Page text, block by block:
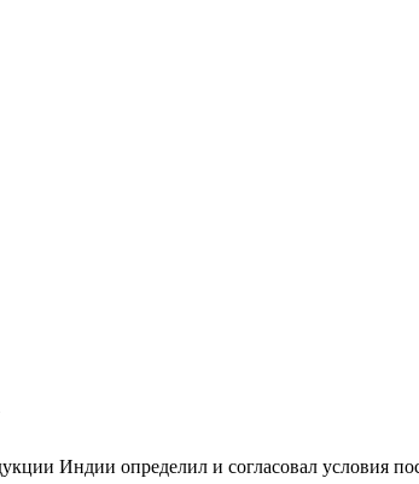
Индии определил и согласовал условия